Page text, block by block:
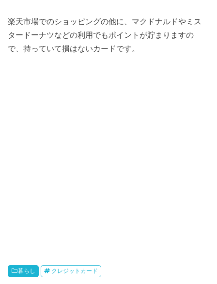
楽天市場でのショッピングの他に、マクドナルドやミス
タードーナツなどの利用でもポイントが貯まりますの
で、持っていて損はないカードです。
暮らし クレジットカード